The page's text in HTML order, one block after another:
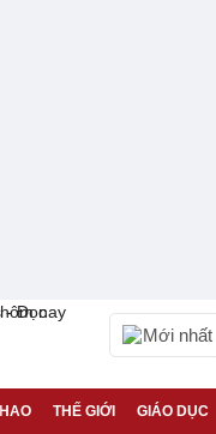
Mới nhất
THẾ GIỚI GIÁO DỤC